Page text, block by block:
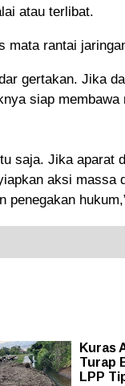
atau terlibat.
mata rantai
gertakan. Jika
siap
saja. Jika aparat
aksi massa
penegakan
Kuras
Turap
LPP